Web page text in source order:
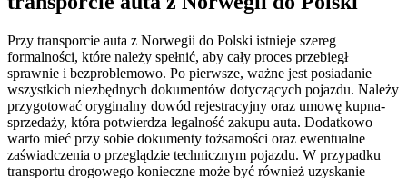
Przy transporcie auta z Norwegii do Polski istnieje szereg
formalności, które należy spełnić, aby cały proces przebiegł
sprawnie i bezproblemowo. Po pierwsze, ważne jest posiadanie
wszystkich niezbędnych dokumentów dotyczących pojazdu. Należy
przygotować oryginalny dowód rejestracyjny oraz umowę kupna-
sprzedaży, która potwierdza legalność zakupu auta. Dodatkowo
warto mieć przy sobie dokumenty tożsamości oraz ewentualne
zaświadczenia o przeglądzie technicznym pojazdu. W przypadku
transportu drogowego konieczne może być również uzyskanie